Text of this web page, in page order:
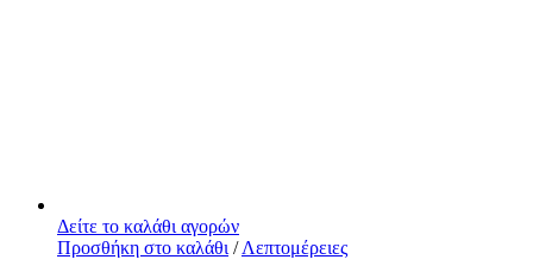
Δείτε το καλάθι αγορών
Προσθήκη στο καλάθι / Λεπτομέρειες